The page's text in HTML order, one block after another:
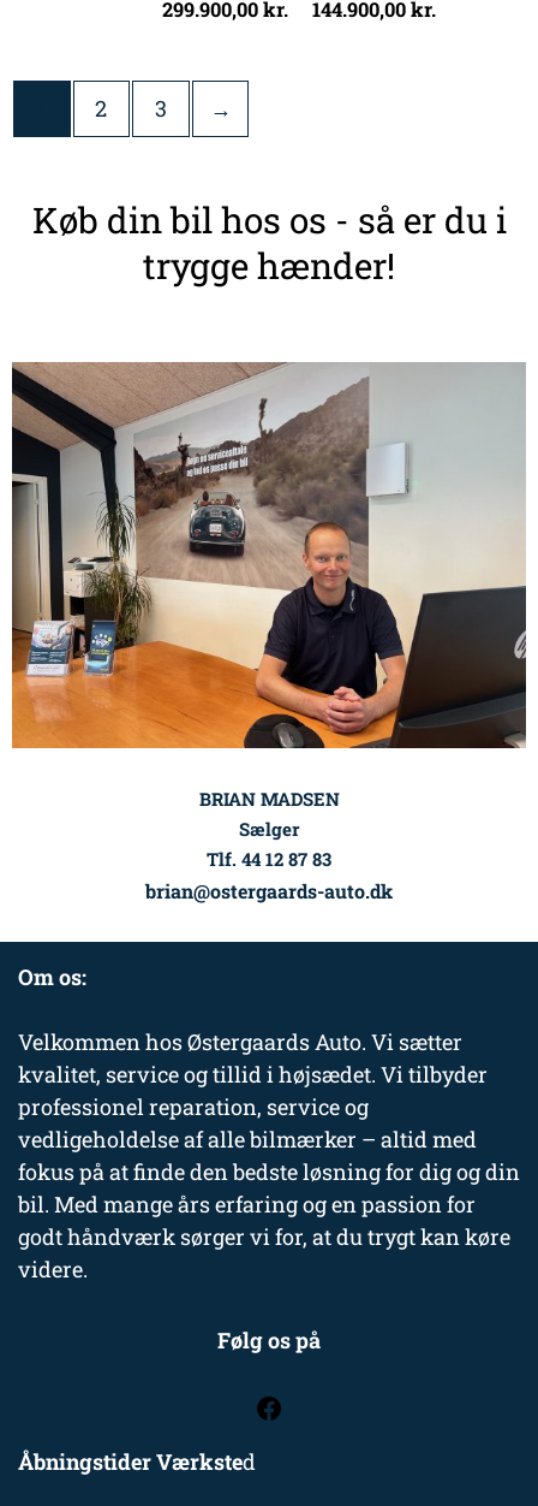
299.900,00kr. 144.900,00kr.
2 3 →
Køb din bil hos os - så er du i
trygge hænder!
BRIAN MADSEN
Sælger
Tlf. 44 12 87 83
brian@ostergaards-auto.dk
Om os:
Velkommen hos Østergaards Auto. Vi sætter
kvalitet, service og tillid i højsædet. Vi tilbyder
professionel reparation, service og
vedligeholdelse af alle bilmærker – altid med
fokus på at finde den bedste løsning for dig og din
bil. Med mange års erfaring og en passion for
godt håndværk sørger vi for, at du trygt kan køre
videre.
Følg os på
Åbningstider Værksted